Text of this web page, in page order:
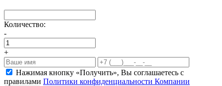
Количество:
-
+
Нажимая кнопку «Получить», Вы соглашаетесь c
правилами Политики конфиденциальности Компании